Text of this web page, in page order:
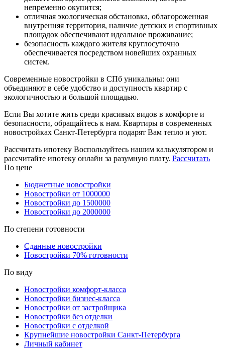
непременно окупится;
отличная экологическая обстановка, облагороженная
внутренняя территория, наличие детских и спортивных
площадок обеспечивают идеальное проживание;
безопасность каждого жителя круглосуточно
обеспечивается посредством новейших охранных
систем.
Современные новостройки в СПб уникальны: они
объединяют в себе удобство и доступность квартир с
экологичностью и большой площадью.
Если Вы хотите жить среди красивых видов в комфорте и
безопасности, обращайтесь к нам. Квартиры в современных
новостройках Санкт-Петербурга подарят Вам тепло и уют.
Рассчитать ипотеку Воспользуйтесь нашим калькулятором и
рассчитайте ипотеку онлайн за разумную плату. Рассчитать
По цене
Бюджетные новостройки
Новостройки от 1000000
Новостройки до 1500000
Новостройки до 2000000
По степени готовности
Сданные новостройки
Новостройки 70% готовности
По виду
Новостройки комфорт-класса
Новостройки бизнес-класса
Новостройки от застройщика
Новостройки без отделки
Новостройки с отделкой
Крупнейшие новостройки Санкт-Петербурга
Личный кабинет